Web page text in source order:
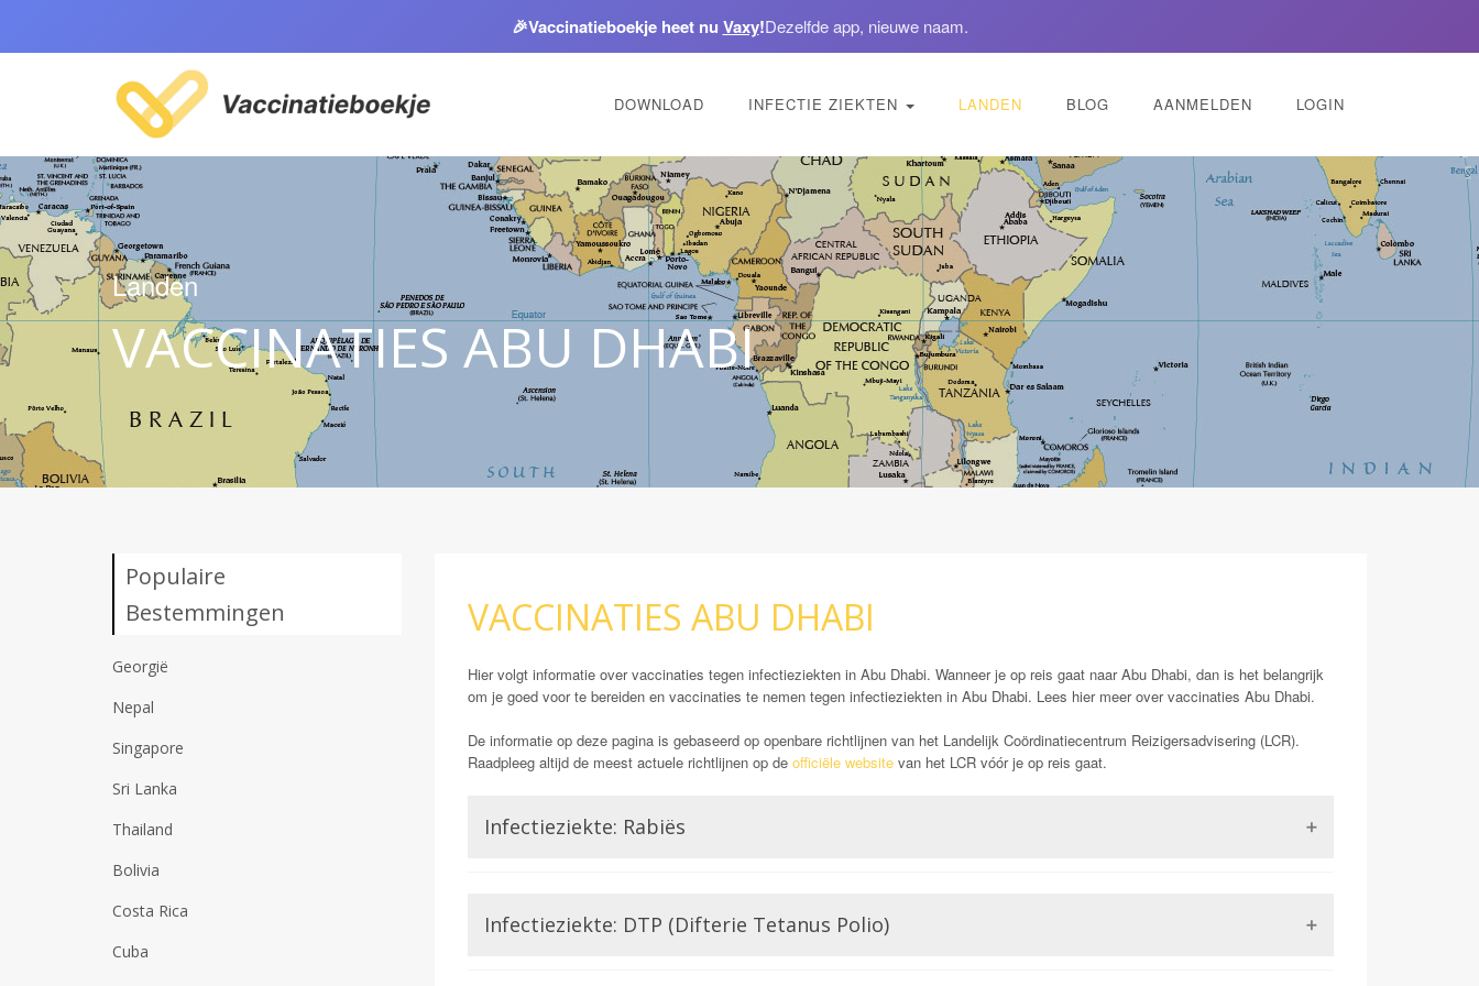
🎉Vaccinatieboekje heet nu Vaxy!Dezelfde app, nieuwe naam.
DOWNLOAD INFECTIE ZIEKTEN LANDEN BLOG AANMELDEN LOGIN
Landen
VACCINATIES ABU DHABI
Populaire
Bestemmingen
Georgië
Nepal
Singapore
Sri Lanka
Thailand
Bolivia
Costa Rica
Cuba
VACCINATIES ABU DHABI
Hier volgt informatie over vaccinaties tegen infectieziekten in Abu Dhabi. Wanneer je op reis gaat naar Abu Dhabi, dan is het belangrijk
om je goed voor te bereiden en vaccinaties te nemen tegen infectieziekten in Abu Dhabi. Lees hier meer over vaccinaties Abu Dhabi.
De informatie op deze pagina is gebaseerd op openbare richtlijnen van het Landelijk Coördinatiecentrum Reizigersadvisering (LCR).
Raadpleeg altijd de meest actuele richtlijnen op de officiële websitevan het LCR vóór je op reis gaat.
Infectieziekte: Rabiës
voor de reiziger een potentieel gevaarlijk probleem. Met name in Afrika en Zuid oost Azië komt het virus veelvuldig voor bij
Infectieziekte: DTP (Difterie Tetanus Polio)